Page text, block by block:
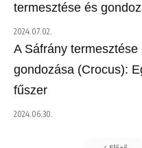
termesztése és
2024.07.02.
A Sáfrány termesztése
gondozása (Crocus):
fűszer
2024.06.30.